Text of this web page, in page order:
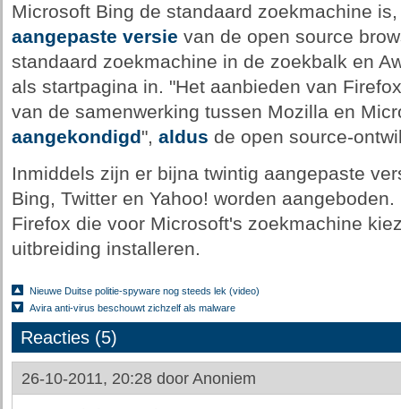
Microsoft Bing de standaard zoekmachine
aangepaste versie van de open source
standaard zoekmachine in de zoekbalk en
als startpagina in. "Het aanbieden van
van de samenwerking tussen Mozilla en
aangekondigd", aldus de open source-
Inmiddels zijn er bijna twintig aangepaste
Bing, Twitter en Yahoo! worden
Firefox die voor Microsoft's zoekmachine
uitbreiding installeren.
Nieuwe Duitse politie-spyware nog steeds lek (video)
Avira anti-virus beschouwt zichzelf als malware
Reacties (5)
26-10-2011, 20:28 door Anoniem